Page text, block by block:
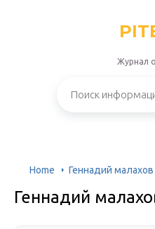
Журнал
Home Геннадий малахов
Геннадий